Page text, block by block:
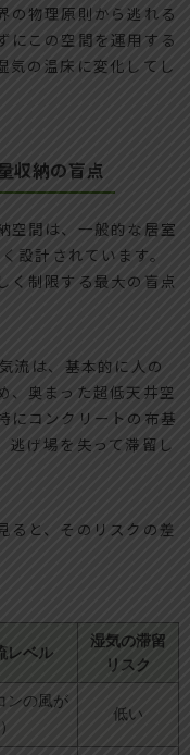
の物理原則から逃れる
にこの空間を運用する
気の温床に変化してし
収納の盲点
空間は、一般的な居室
設計されています。
く制限する最大の盲点
流は、基本的に人の
、奥まった超低天井空
にコンクリートの布基
逃げ場を失って滞留し
ると、そのリスクの差
レベル
湿気の滞留
リスク
ンの風が
低い